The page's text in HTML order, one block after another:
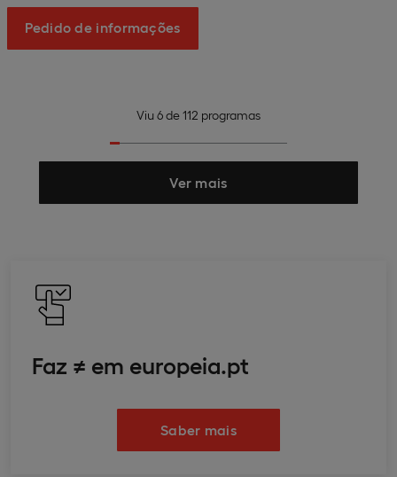
Pedido de informações
Viu 6de112 programas
Ver mais
Faz ≠ em europeia.pt
Saber mais